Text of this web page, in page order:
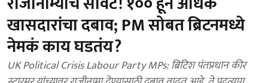
खासदारांचा दबाव; PM सोबत ब्रिटनमध्ये
नेमकं काय घडतंय?
UK Political Crisis Labour Party MPs: ब्रिटिश पंतप्रधान कीर